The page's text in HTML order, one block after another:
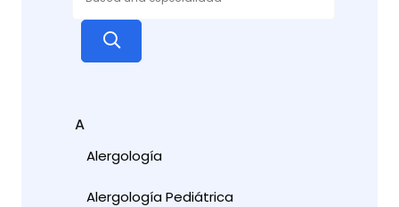
A
Alergología
Alergología Pediátrica